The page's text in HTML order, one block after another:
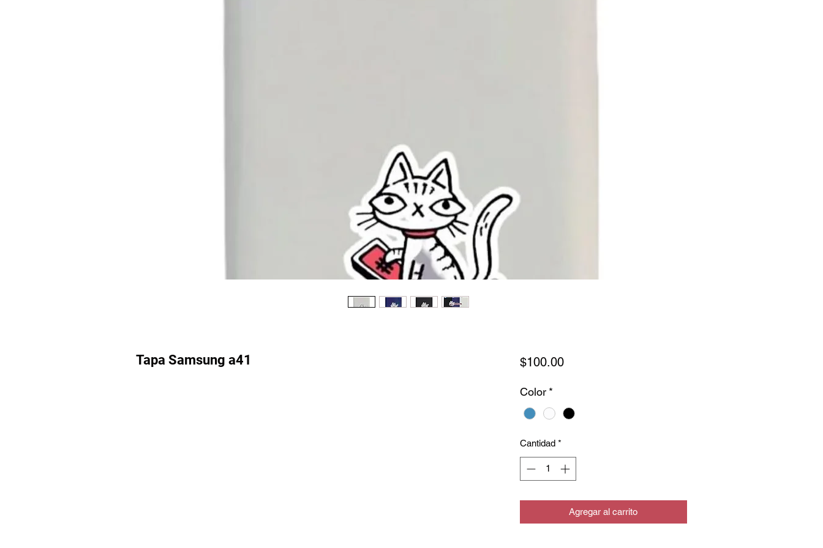
Tapa Samsung a41 $100.00Precio
Color *
Cantidad *
Agregar al carrito